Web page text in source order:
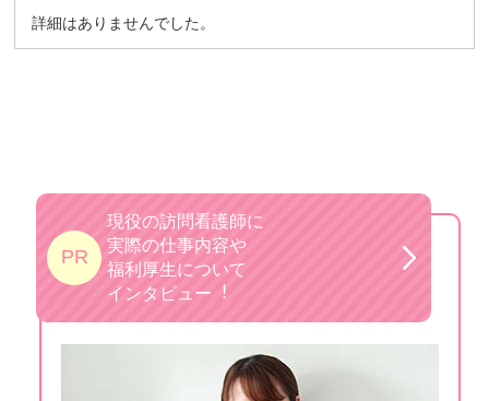
詳細はありませんでした。
PR
現役の訪問看護師に
実際の仕事内容や
福利厚生について
インタビュー︕